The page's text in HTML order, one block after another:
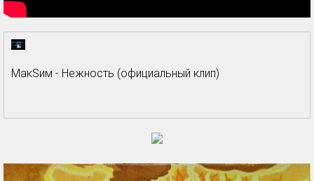
МакSим - Нежность (официальный клип)